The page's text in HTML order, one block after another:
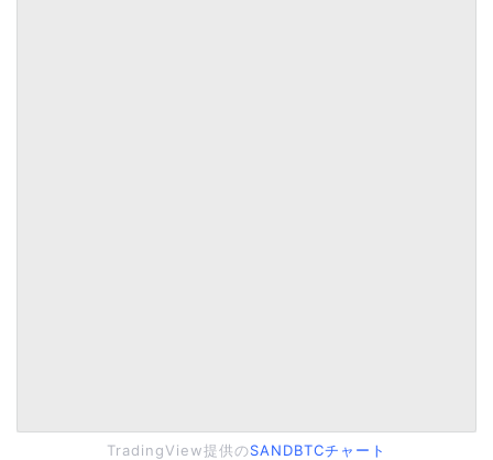
TradingView提供のSANDBTCチャート